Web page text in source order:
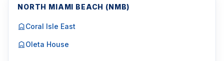
NORTH MIAMI BEACH (NMB)
Coral Isle East
Oleta House